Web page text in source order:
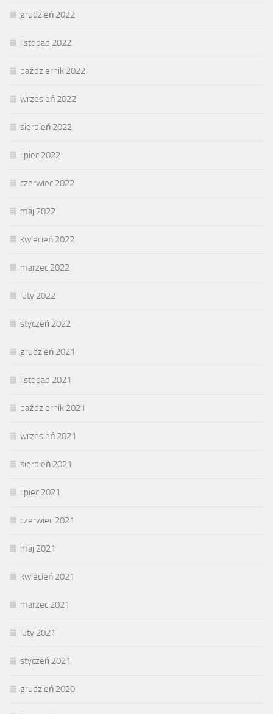
grudzień 2022
listopad 2022
październik 2022
wrzesień 2022
sierpień 2022
lipiec 2022
czerwiec 2022
maj 2022
kwiecień 2022
marzec 2022
luty 2022
styczeń 2022
grudzień 2021
listopad 2021
październik 2021
wrzesień 2021
sierpień 2021
lipiec 2021
czerwiec 2021
maj 2021
kwiecień 2021
marzec 2021
luty 2021
styczeń 2021
grudzień 2020